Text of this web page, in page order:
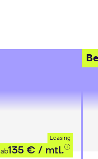
Leasing
ab135 € / mtl.